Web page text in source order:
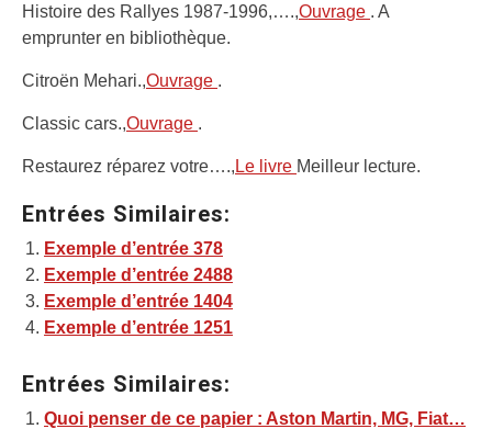
Histoire des Rallyes 1987-1996,….,Ouvrage . A
emprunter en bibliothèque.
Citroën Mehari.,Ouvrage .
Classic cars.,Ouvrage .
Restaurez réparez votre…., Le livre Meilleur lecture.
Entrées Similaires:
Exemple d’entrée 378
Exemple d’entrée 2488
Exemple d’entrée 1404
Exemple d’entrée 1251
Entrées Similaires:
Quoi penser de ce papier : Aston Martin, MG, Fiat…